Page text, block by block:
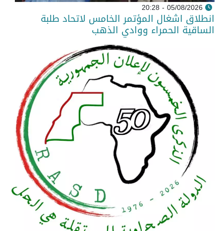
05/08/2026 - 20:28
انطلاق اشغال المؤتمر الخامس لاتحاد طلبة
الساقية الحمراء ووادي الذهب